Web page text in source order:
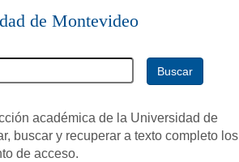
de Montevideo
Buscar
académica de la Universidad de
buscar y recuperar a texto completo los
de acceso.